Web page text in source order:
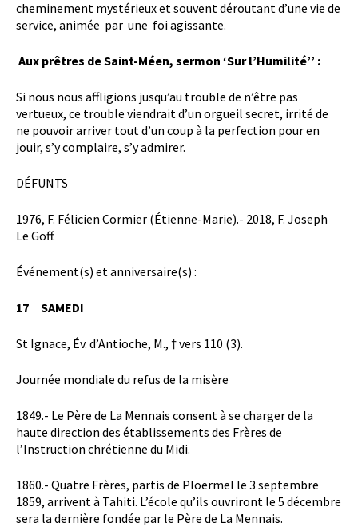
cheminement mystérieux et souvent déroutant d’une vie de
service, animée par une foi agissante.
Aux prêtres de Saint-Méen, sermon ‘Sur l’Humilité’’ :
Si nous nous affligions jusqu’au trouble de n’être pas
vertueux, ce trouble viendrait d’un orgueil secret, irrité de
ne pouvoir arriver tout d’un coup à la perfection pour en
jouir, s’y complaire, s’y admirer.
DÉFUNTS
1976, F. Félicien Cormier (Étienne-Marie).- 2018, F. Joseph
Le Goff.
Événement(s) et anniversaire(s) :
17 SAMEDI
St Ignace, Év. d’Antioche, M., † vers 110 (3).
Journée mondiale du refus de la misère
1849.- Le Père de La Mennais consent à se charger de la
haute direction des établissements des Frères de
l’Instruction chrétienne du Midi.
1860.- Quatre Frères, partis de Ploërmel le 3 septembre
1859, arrivent à Tahiti. L’école qu’ils ouvriront le 5 décembre
sera la dernière fondée par le Père de La Mennais.